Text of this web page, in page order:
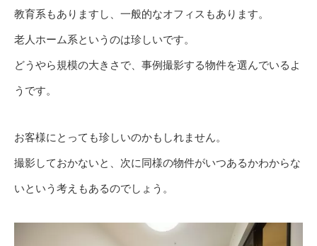
教育系もありますし、一般的なオフィスもあります。
老人ホーム系というのは珍しいです。
どうやら規模の大きさで、事例撮影する物件を選んでいるよ
うです。
お客様にとっても珍しいのかもしれません。
撮影しておかないと、次に同様の物件がいつあるかわからな
いという考えもあるのでしょう。